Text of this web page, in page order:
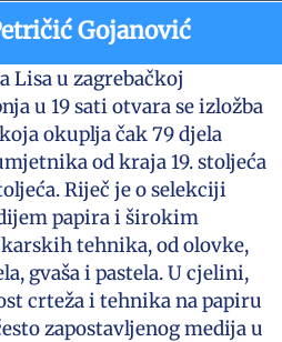
Gojanović
Lisa u zagrebačkoj
u 19 sati otvara se izložba
okuplja čak 79 djela
od kraja 19. stoljeća
Riječ je o selekciji
papira i širokim
tehnika, od olovke,
gvaša i pastela. U cjelini,
crteža i tehnika na papiru
zapostavljenog medija u